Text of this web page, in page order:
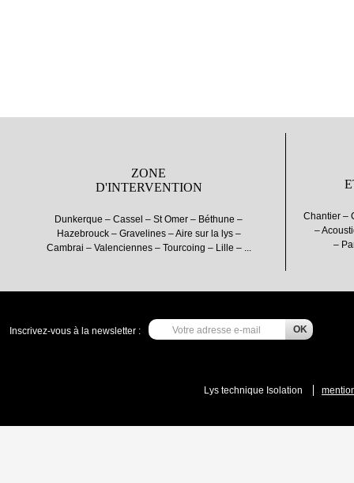
ZONE
D'INTERVENTION
Dunkerque – Cassel – St Omer – Béthune –
Hazebrouck – Gravelines – Aire sur la lys –
Cambrai – Valenciennes – Tourcoing – Lille – ...
Chantier –
–
–
Inscrivez-vous à la newsletter :
Lys technique Isolation